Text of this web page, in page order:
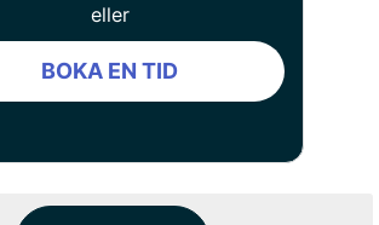
eller
BOKA EN TID